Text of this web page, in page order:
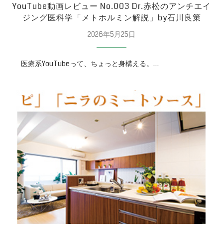
YouTube動画レビュー No.003 Dr.赤松のアンチエイ
ジング医科学「メトホルミン解説」by石川良策
2026年5月25日
医療系YouTubeって、ちょっと身構える。…